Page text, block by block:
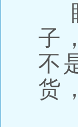
子
不
货